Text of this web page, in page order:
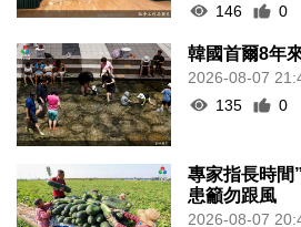
146
0
韓國首爾8年
2026-08-07
135
0
專家指長時間
患籲勿跟風
2026-08-07